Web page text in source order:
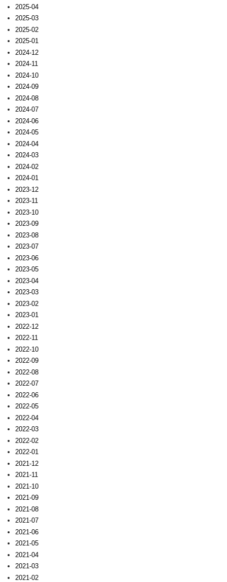
2025-04
2025-03
2025-02
2025-01
2024-12
2024-11
2024-10
2024-09
2024-08
2024-07
2024-06
2024-05
2024-04
2024-03
2024-02
2024-01
2023-12
2023-11
2023-10
2023-09
2023-08
2023-07
2023-06
2023-05
2023-04
2023-03
2023-02
2023-01
2022-12
2022-11
2022-10
2022-09
2022-08
2022-07
2022-06
2022-05
2022-04
2022-03
2022-02
2022-01
2021-12
2021-11
2021-10
2021-09
2021-08
2021-07
2021-06
2021-05
2021-04
2021-03
2021-02